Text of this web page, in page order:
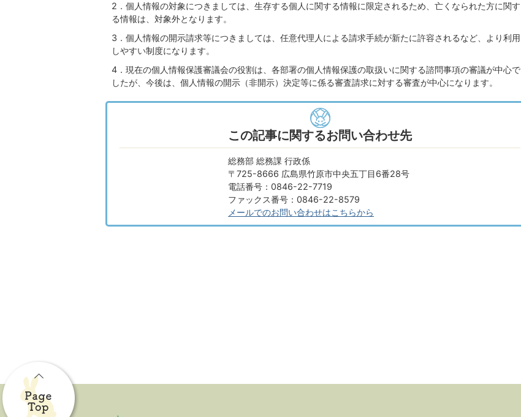
2．個人情報の対象につきましては、生存する個人に関する情報に限定されるため、亡くなられた方に関す
る情報は、対象外となります。
3．個人情報の開示請求等につきましては、任意代理人による請求手続が新たに許容されるなど、より利用
しやすい制度になります。
4．現在の個人情報保護審議会の役割は、各部署の個人情報保護の取扱いに関する諮問事項の審議が中心で
したが、今後は、個人情報の開示（非開示）決定等に係る審査請求に対する審査が中心になります。
この記事に関するお問い合わせ先
総務部 総務課 行政係
〒725-8666 広島県竹原市中央五丁目6番28号
電話番号：0846-22-7719
ファックス番号：0846-22-8579
メールでのお問い合わせはこちらから